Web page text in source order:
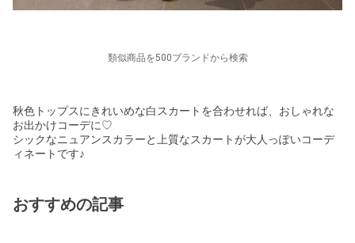
類似商品を500ブランドから検索
秋色トップスにきれいめな白スカートを合わせれば、おしゃれな
お出かけコーデに♡
シックなニュアンスカラーと上質なスカートが大人っぽいコーデ
ィネートです♪
おすすめの記事